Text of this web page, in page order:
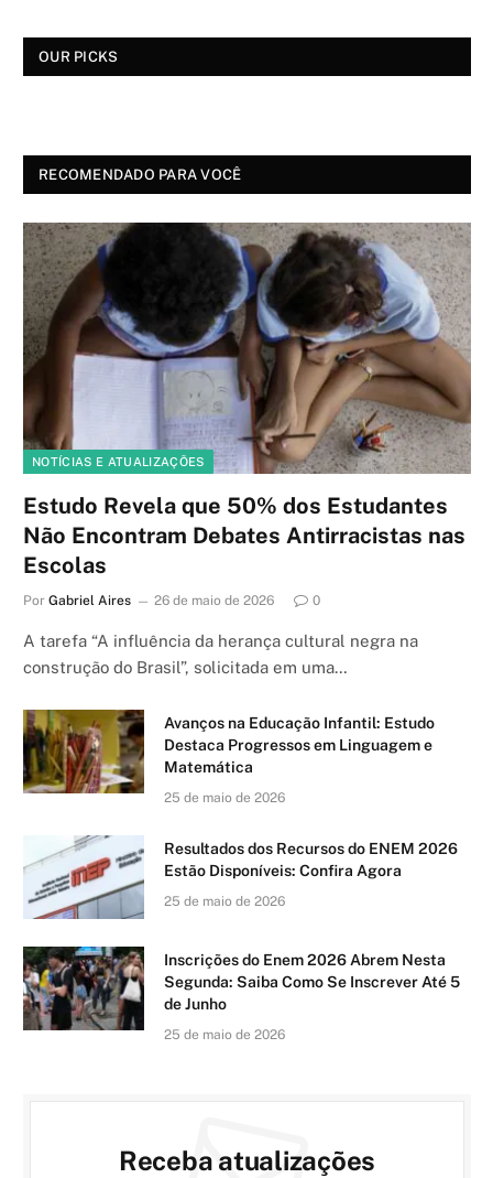
OUR PICKS
RECOMENDADO PARA VOCÊ
NOTÍCIAS E ATUALIZAÇÕES
Estudo Revela que 50% dos Estudantes
Não Encontram Debates Antirracistas nas
Escolas
Por Gabriel Aires 26 de maio de 2026 0
A tarefa “A influência da herança cultural negra na
construção do Brasil”, solicitada em uma…
Avanços na Educação Infantil: Estudo
Destaca Progressos em Linguagem e
Matemática
25 de maio de 2026
Resultados dos Recursos do ENEM 2026
Estão Disponíveis: Confira Agora
25 de maio de 2026
Inscrições do Enem 2026 Abrem Nesta
Segunda: Saiba Como Se Inscrever Até 5
de Junho
25 de maio de 2026
Receba atualizações